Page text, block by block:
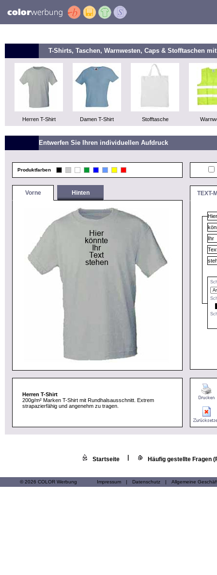
T-Shirts, Taschen, Warnwesten, Caps & Stofftaschen
Herren T-Shirt Damen T-Shirt Stofftasche
Entwerfen Sie Ihren individuellen Aufdruck
Produktfarben
Vorne Hinten TEXT-
Herren T-Shirt
200g/m² Marken T-Shirt mit Rundhalsausschnitt. Extrem
strapazierfähig und angenehm zu tragen.
Startseite Häufig gestellte Fragen
© 2026 COLOR Werbung Impressum | Datenschutz | Allgemeine